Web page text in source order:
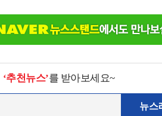
‘추천뉴스’를 받아보세요~
뉴스